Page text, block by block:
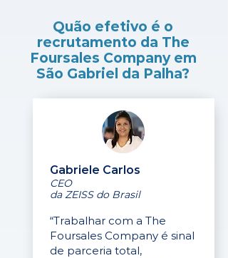
Quão efetivo é o
recrutamento da The
Foursales Company em
São Gabriel da Palha?
Gabriele Carlos
CEO
da ZEISS do Brasil
“Trabalhar com a The
Foursales Company é sinal
de parceria total,